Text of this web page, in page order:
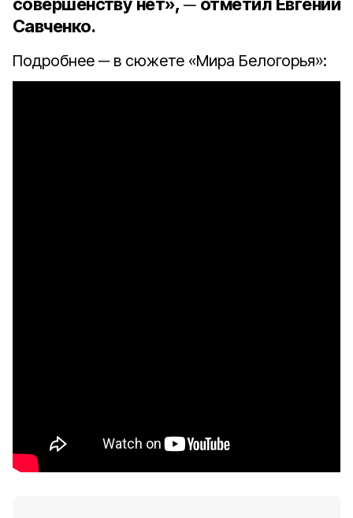
Савченко.
Подробнее ─ в сюжете «Мира Белогорья»: